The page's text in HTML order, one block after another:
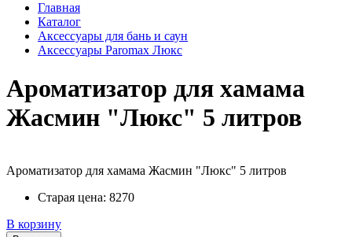
Главная
Каталог
Аксессуары для бань и саун
Аксессуары Paromax Люкс
Ароматизатор для хамама
Жасмин "Люкс" 5 литров
Ароматизатор для хамама Жасмин "Люкс" 5 литров
Старая цена: 8270
В корзину